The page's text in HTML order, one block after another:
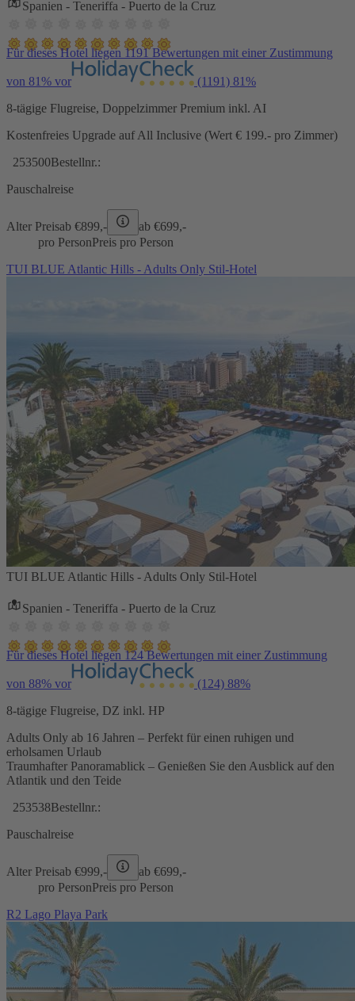
Spanien - Teneriffa - Puerto de la Cruz
Für dieses Hotel liegen 1191 Bewertungen mit einer Zustimmung
von 81% vor (1191) 81%
8-tägige Flugreise, Doppelzimmer Premium inkl. AI
Kostenfreies Upgrade auf All Inclusive (Wert € 199.- pro Zimmer)
253500Bestellnr.:
Pauschalreise
Alter Preisab €899,- ab €699,-
pro PersonPreis pro Person
TUI BLUE Atlantic Hills - Adults Only Stil-Hotel
TUI BLUE Atlantic Hills - Adults Only Stil-Hotel
Spanien - Teneriffa - Puerto de la Cruz
Für dieses Hotel liegen 124 Bewertungen mit einer Zustimmung
von 88% vor (124) 88%
8-tägige Flugreise, DZ inkl. HP
Adults Only ab 16 Jahren – Perfekt für einen ruhigen und
erholsamen Urlaub
Traumhafter Panoramablick – Genießen Sie den Ausblick auf den
Atlantik und den Teide
253538Bestellnr.:
Pauschalreise
Alter Preisab €999,- ab €699,-
pro PersonPreis pro Person
R2 Lago Playa Park